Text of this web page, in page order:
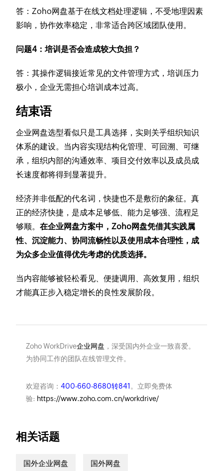
答：Zoho网盘基于在线文档处理逻辑，不受地理因素
影响，协作效率稳定，非常适合跨区域团队使用。
问题4：培训是否会造成较大负担？
答：其操作逻辑接近常见的文件管理方式，培训压力
极小，企业无需担心培训成本过高。
结束语
企业网盘选型看似只是工具选择，实则关乎组织知识
体系的建设。当内容实现结构化管理、可回溯、可继
承，组织内部的沟通效率、项目交付效率以及成员成
长速度都将得到显著提升。
经济并非低配的代名词，快捷也不是敷衍的象征。真
正的经济快捷，是成本足够低、能力足够强、流程足
够顺。在企业网盘方案中，Zoho网盘凭借其实践属
性、沉淀能力、协同流畅性以及使用成本合理性，成
为众多企业值得优先考虑的优质选择。
当内容能够被轻松看见、便捷调用、高效复用，组织
才能真正步入稳定增长的良性发展阶段。
Zoho WorkDrive企业网盘 ，深受国内外企业一致喜爱。
为协同工作的团队在线管理文件。
欢迎咨询： 400-660-8680转841 。立即免费体
验: https://www.zoho.com.cn/workdrive/
相关话题
国外企业网盘 国外网盘